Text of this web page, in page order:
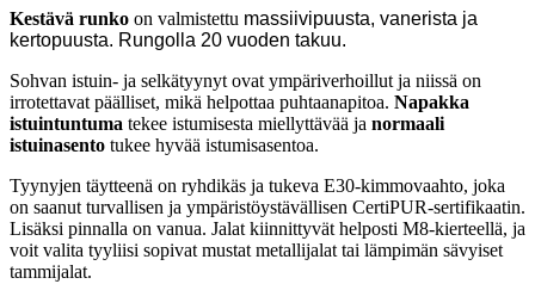
Kestävä runko on valmistettu massiivipuusta, vanerista ja
kertopuusta. Rungolla 20 vuoden takuu.
Sohvan istuin- ja selkätyynyt ovat ympäriverhoillut ja niissä on
irrotettavat päälliset, mikä helpottaa puhtaanapitoa. Napakka
istuintuntuma tekee istumisesta miellyttävää ja normaali
istuinasento tukee hyvää istumisasentoa.
Tyynyjen täytteenä on ryhdikäs ja tukeva E30-kimmovaahto, joka
on saanut turvallisen ja ympäristöystävällisen CertiPUR-sertifikaatin.
Lisäksi pinnalla on vanua. Jalat kiinnittyvät helposti M8-kierteellä, ja
voit valita tyyliisi sopivat mustat metallijalat tai lämpimän sävyiset
tammijalat.